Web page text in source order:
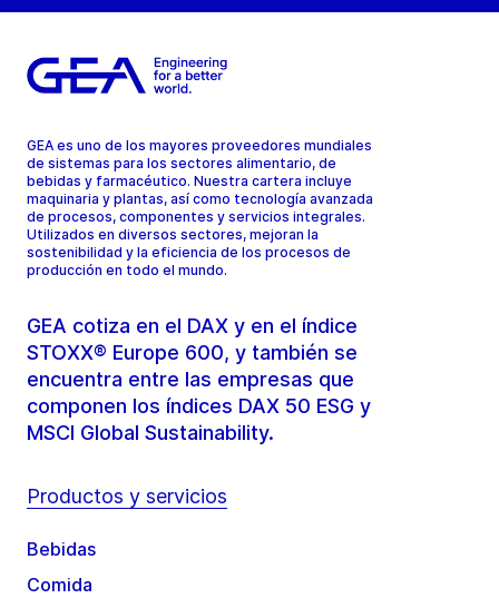
GEA es uno de los mayores proveedores mundiales
de sistemas para los sectores alimentario, de
bebidas y farmacéutico. Nuestra cartera incluye
maquinaria y plantas, así como tecnología avanzada
de procesos, componentes y servicios integrales.
Utilizados en diversos sectores, mejoran la
sostenibilidad y la eficiencia de los procesos de
producción en todo el mundo.
GEA cotiza en el DAX y en el índice
STOXX® Europe 600, y también se
encuentra entre las empresas que
componen los índices DAX 50 ESG y
MSCI Global Sustainability.
Productos y servicios
Bebidas
Comida